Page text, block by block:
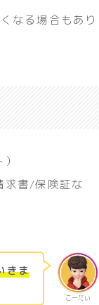
なる場合もあり
求書/保険証な
こーだい
きま